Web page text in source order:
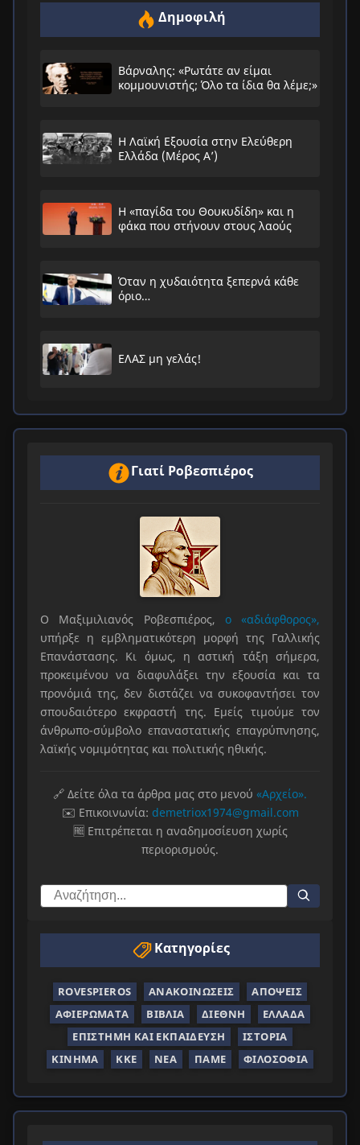
Δημοφιλή
Βάρναλης: «Ρωτάτε αν είμαι
κομμουνιστής; Όλο τα ίδια θα λέμε;»
Η Λαϊκή Εξουσία στην Ελεύθερη
Ελλάδα (Μέρος Α’)
Η «παγίδα του Θουκυδίδη» και η
φάκα που στήνουν στους λαούς
Όταν η χυδαιότητα ξεπερνά κάθε
όριο…
ΕΛΑΣ μη γελάς!
Γιατί Ροβεσπιέρος
Ο Μαξιμιλιανός Ροβεσπιέρος, ο «αδιάφθορος»,
υπήρξε η εμβληματικότερη μορφή της Γαλλικής
Επανάστασης. Κι όμως, η αστική τάξη σήμερα,
προκειμένου να διαφυλάξει την εξουσία και τα
προνόμιά της, δεν διστάζει να συκοφαντήσει τον
σπουδαιότερο εκφραστή της. Εμείς τιμούμε τον
άνθρωπο-σύμβολο επαναστατικής επαγρύπνησης,
λαϊκής νομιμότητας και πολιτικής ηθικής.
🔗 Δείτε όλα τα άρθρα μας στο μενού «Αρχείο».
✉️ Επικοινωνία: demetriox1974@gmail.com
🆓 Επιτρέπεται η αναδημοσίευση χωρίς
περιορισμούς.
Κατηγορίες
ROVESPIEROS ΑΝΑΚΟΙΝΏΣΕΙΣ
ΑΠΌΨΕΙΣ
ΑΦΙΕΡΏΜΑΤΑ
ΒΙΒΛΊΑ ΔΙΕΘΝΉ
ΕΛΛΆΔΑ
ΕΠΙΣΤΉΜΗ ΚΑΙ ΕΚΠΑΊΔΕΥΣΗ
ΙΣΤΟΡΊΑ
ΚΊΝΗΜΑ
ΚΚΕ ΝΈΑ ΠΑΜΕ ΦΙΛΟΣΟΦΊΑ